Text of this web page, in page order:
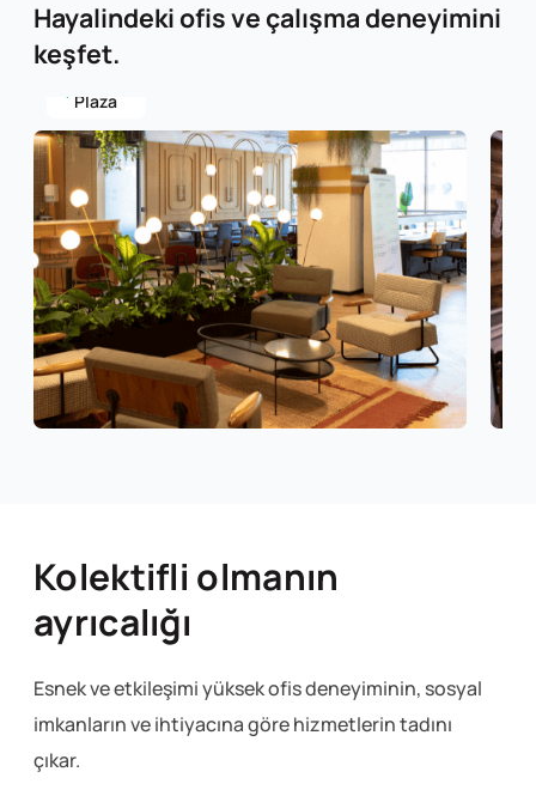
Hayalindeki ofis ve çalışma deneyimini
keşfet.
Aksoy
Plaza
Kolektifli olmanın
ayrıcalığı
Esnek ve etkileşimi yüksek ofis deneyiminin, sosyal
imkanların ve ihtiyacına göre hizmetlerin tadını
çıkar.